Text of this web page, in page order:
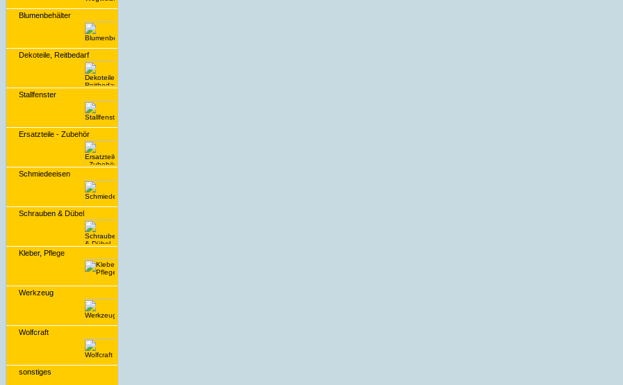
Blumenbehälter
Dekoteile, Reitbedarf
Stallfenster
Ersatzteile - Zubehör
Schmiedeeisen
Schrauben & Dübel
Kleber, Pflege
Werkzeug
Wolfcraft
sonstiges